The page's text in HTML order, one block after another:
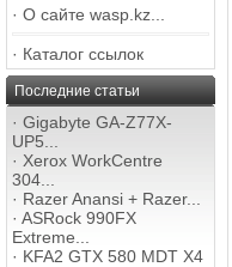
· О сайте wasp.kz...
· Каталог ссылок
Последние статьи
· Gigabyte GA-Z77X-
UP5...
· Xerox WorkCentre
304...
· Razer Anansi + Razer...
· ASRock 990FX
Extreme...
· KFA2 GTX 580 MDT X4